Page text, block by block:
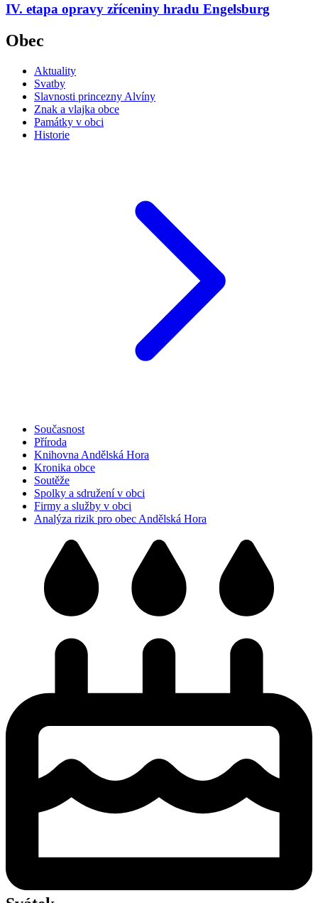
IV. etapa opravy zříceniny hradu Engelsburg
Obec
Aktuality
Svatby
Slavnosti princezny Alvíny
Znak a vlajka obce
Památky v obci
Historie
Současnost
Příroda
Knihovna Andělská Hora
Kronika obce
Soutěže
Spolky a sdružení v obci
Firmy a služby v obci
Analýza rizik pro obec Andělská Hora